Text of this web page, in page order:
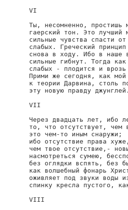
VI
Ты, несомненно, простишь
гаерский тон. Это лучший
сильные чувства спасти
слабых. Греческий принцип
снова в ходу. Ибо в наше
сильные гибнут. Тогда как
слабых - плодится и
Прими же сегодня, как мой
к теории Дарвина, столь
эту новую правду джунглей.
VII
Через двадцать лет, ибо
то, что отсутствует, чем
это чем-то иным снаружи;
ибо отсутствие права хуже,
чем твое отсутствие,-
насмотреться сумею,
без оглядки вспять, без
как волшебный фонарь
оживляет под звуки воды
спинку кресла пустого,
VIII